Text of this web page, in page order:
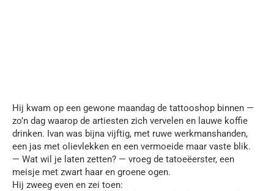
Hij kwam op een gewone maandag de tattooshop binnen —
zo’n dag waarop de artiesten zich vervelen en lauwe koffie
drinken. Ivan was bijna vijftig, met ruwe werkmanshanden,
een jas met olievlekken en een vermoeide maar vaste blik.
— Wat wil je laten zetten? — vroeg de tatoeëerster, een
meisje met zwart haar en groene ogen.
Hij zweeg even en zei toen: